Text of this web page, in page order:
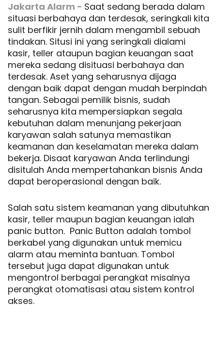
Jakarta Alarm - Saat sedang berada dalam
situasi berbahaya dan terdesak, seringkali kita
sulit berfikir jernih dalam mengambil sebuah
tindakan. Situsi ini yang seringkali dialami
kasir, teller ataupun bagian keuangan saat
mereka sedang disituasi berbahaya dan
terdesak. Aset yang seharusnya dijaga
dengan baik dapat dengan mudah berpindah
tangan. Sebagai pemilik bisnis, sudah
seharusnya kita mempersiapkan segala
kebutuhan dalam menunjang pekerjaan
karyawan salah satunya memastikan
keamanan dan keselamatan mereka dalam
bekerja. Disaat karyawan Anda terlindungi
disitulah Anda mempertahankan bisnis Anda
dapat beroperasional dengan baik.
Salah satu sistem keamanan yang dibutuhkan
kasir, teller maupun bagian keuangan ialah
panic button. Panic Button adalah tombol
berkabel yang digunakan untuk memicu
alarm atau meminta bantuan. Tombol
tersebut juga dapat digunakan untuk
mengontrol berbagai perangkat misalnya
perangkat otomatisasi atau sistem kontrol
akses.